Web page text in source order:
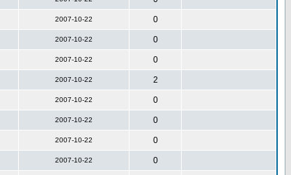
2007-10-22 0
2007-10-22 0
2007-10-22 0
2007-10-22 2
2007-10-22 0
2007-10-22 0
2007-10-22 0
2007-10-22 0